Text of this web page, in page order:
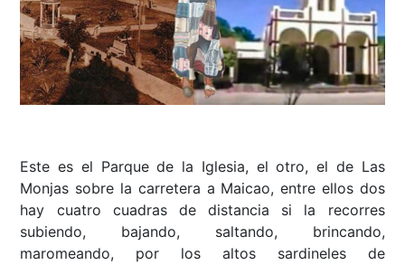
Este es el Parque de la Iglesia, el otro, el de Las
Monjas sobre la carretera a Maicao, entre ellos dos
hay cuatro cuadras de distancia si la recorres
subiendo, bajando, saltando, brincando,
maromeando, por los altos sardineles de